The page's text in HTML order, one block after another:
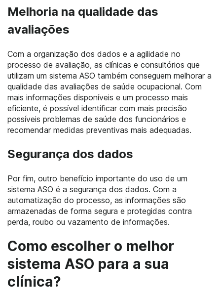
Melhoria na qualidade das
avaliações
Com a organização dos dados e a agilidade no
processo de avaliação, as clínicas e consultórios que
utilizam um sistema ASO também conseguem melhorar a
qualidade das avaliações de saúde ocupacional. Com
mais informações disponíveis e um processo mais
eficiente, é possível identificar com mais precisão
possíveis problemas de saúde dos funcionários e
recomendar medidas preventivas mais adequadas.
Segurança dos dados
Por fim, outro benefício importante do uso de um
sistema ASO é a segurança dos dados. Com a
automatização do processo, as informações são
armazenadas de forma segura e protegidas contra
perda, roubo ou vazamento de informações.
Como escolher o melhor
sistema ASO para a sua
clínica?